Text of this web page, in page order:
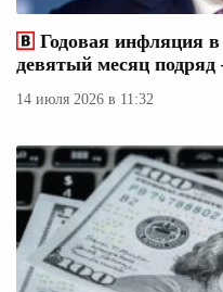
Годовая инфляция в
девятый месяц
14 июля 2026 в 11:32